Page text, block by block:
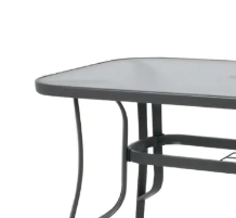
галерията
изображенията